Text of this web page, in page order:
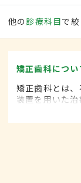
他の 診療科目で
矯正歯科につい
矯正歯科とは
装置を用いた